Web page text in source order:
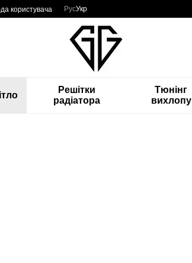
користувача РусУкр
Решітки
радіатора
Тюнінг
вихлопу